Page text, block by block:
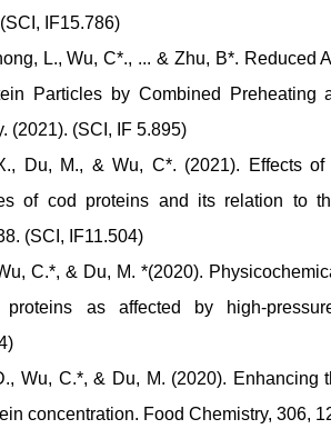
IF15.786)
L., Wu, C*., ... & Zhu, B*. Reduced
Particles by Combined Preheating
(2021). (SCI, IF 5.895)
M., & Wu, C*. (2021). Effects of
of cod proteins and its relation to
(SCI, IF11.504)
C.*, & Du, M. *(2020).
as affected by high-
C.*, & Du, M. (2020). Enhancing
concentration. Food Chemistry, 306,